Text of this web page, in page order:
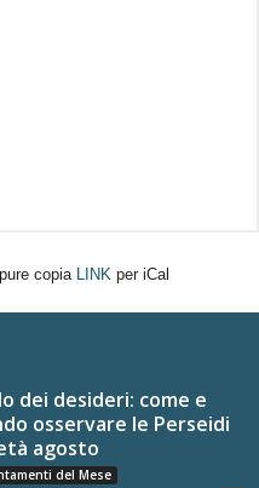
copia LINK per iCal
dei desideri: come e
osservare le Perseidi
agosto
del Mese